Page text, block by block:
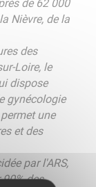
de 62 000
Nièvre, de la
des
Loire, le
dispose
gynécologie
une
et des
par l'ARS,
des